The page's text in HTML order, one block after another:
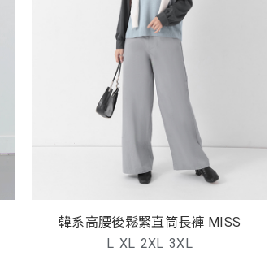
韓系高腰後鬆緊直筒長褲 MISS
L XL 2XL 3XL